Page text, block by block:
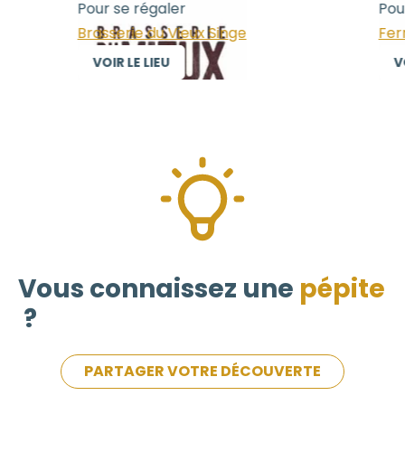
Pour se régaler
Brasserie du Vieux Singe
VOIR LE LIEU
Vous connaissez une pépite
?
PARTAGER VOTRE DÉCOUVERTE